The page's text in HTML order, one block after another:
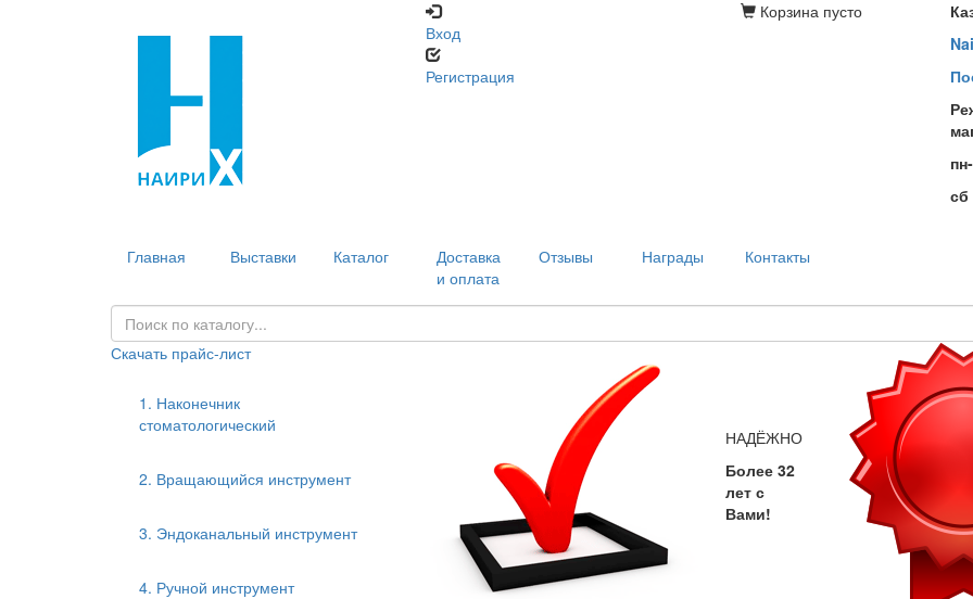
Вход
Регистрация
Корзина пусто
сб
Главная Выставки Каталог
Доставка
и оплата
Отзывы Награды Контакты
Скачать прайс-лист
1. Наконечник
стоматологический
2. Вращающийся инструмент
3. Эндоканальный инструмент
4. Ручной инструмент
НАДЁЖНО
Более 32
лет с
Вами!